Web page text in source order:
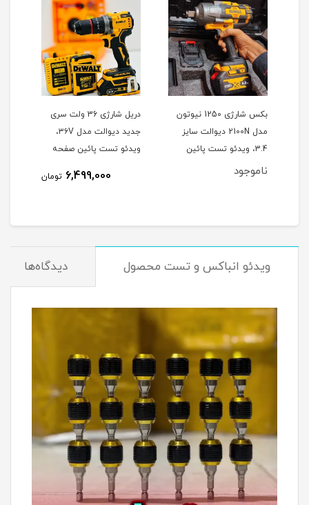
بکس شارژی 1250 نیوتون
مدل 2100N دیوالت سایز
3.4، ویدئو تست پائین
صفحه
ناموجود
دریل شارژی 36 ولت سری
جدید دیوالت مدل ۳۶V،
ویدئو تست پائین صفحه
6,499,000 تومان
ویدئو انباکس و تست محصول دیدگاه‌ها